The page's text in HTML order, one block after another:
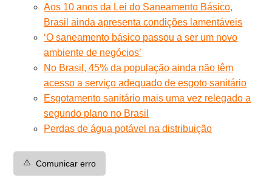
Aos 10 anos da Lei do Saneamento Básico,
Brasil ainda apresenta condições lamentáveis
‘O saneamento básico passou a ser um novo
ambiente de negócios’
No Brasil, 45% da população ainda não têm
acesso a serviço adequado de esgoto sanitário
Esgotamento sanitário mais uma vez relegado a
segundo plano no Brasil
Perdas de água potável na distribuição
⚠️ Comunicar erro